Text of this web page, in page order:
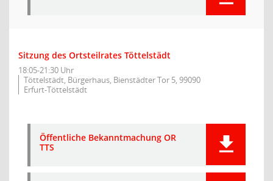
Sitzung des Ortsteilrates Töttelstädt
18:05-21:30 Uhr
Töttelstädt, Bürgerhaus, Bienstädter Tor 5, 99090
Erfurt-Töttelstädt
Öffentliche Bekanntmachung OR
TTS